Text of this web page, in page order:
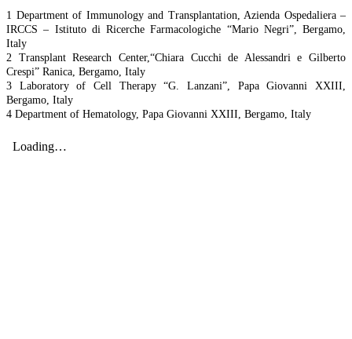
1 Department of Immunology and Transplantation, Azienda Ospedaliera –
IRCCS – Istituto di Ricerche Farmacologiche “Mario Negri”, Bergamo,
Italy
2 Transplant Research Center,“Chiara Cucchi de Alessandri e Gilberto
Crespi” Ranica, Bergamo, Italy
3 Laboratory of Cell Therapy “G. Lanzani”, Papa Giovanni XXIII,
Bergamo, Italy
4 Department of Hematology, Papa Giovanni XXIII, Bergamo, Italy